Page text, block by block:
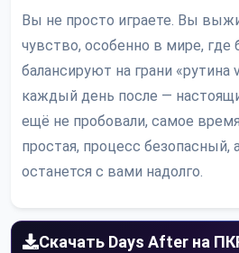
Вы не просто играете. Вы
чувство, особенно в мире, где
балансируют на грани «рутина
каждый день после —
ещё не пробовали, самое время
простая, процесс безопасный,
останется с вами надолго.
Скачать Days After на ПК